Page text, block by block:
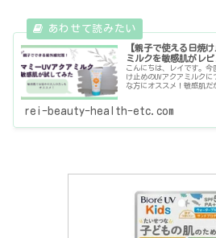
【親子で使える日焼
ミルクを敏感肌がレビ
こんにちは、レイです。今
け止めのUVアクアミルク
な方にオススメ！敏感肌
rei-beauty-health-etc.com